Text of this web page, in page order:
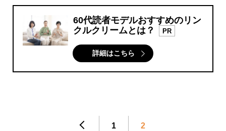
60代読者モデルおすすめのリン
クルクリームとは？
PR
詳細はこちら
1 2